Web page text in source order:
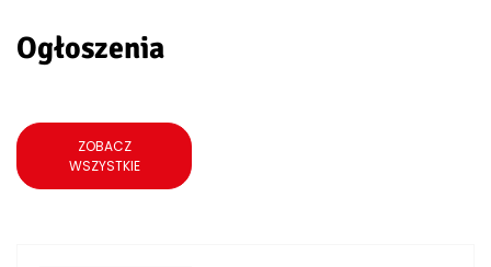
Ogłoszenia
ZOBACZ
WSZYSTKIE